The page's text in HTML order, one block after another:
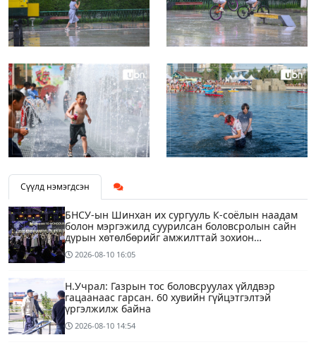
Сүүлд нэмэгдсэн
БНСУ-ын Шинхан их сургууль К-соёлын наадам
болон мэргэжилд суурилсан боловсролын сайн
дурын хөтөлбөрийг амжилттай зохион
байгууллаа
2026-08-10 16:05
Н.Учрал: Газрын тос боловсруулах үйлдвэр
гацаанаас гарсан. 60 хувийн гүйцэтгэлтэй
үргэлжилж байна
2026-08-10 14:54